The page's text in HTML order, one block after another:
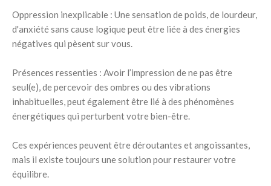
Oppression inexplicable : Une sensation de poids, de lourdeur,
d'anxiété sans cause logique peut être liée à des énergies
négatives qui pèsent sur vous.
Présences ressenties : Avoir l’impression de ne pas être
seul(e), de percevoir des ombres ou des vibrations
inhabituelles, peut également être lié à des phénomènes
énergétiques qui perturbent votre bien-être.
Ces expériences peuvent être déroutantes et angoissantes,
mais il existe toujours une solution pour restaurer votre
équilibre.